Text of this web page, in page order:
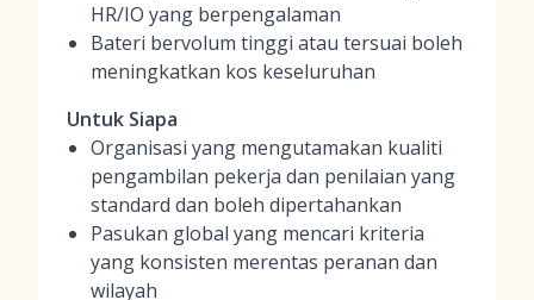
HR/IO yang berpengalaman
Bateri bervolum tinggi atau tersuai boleh
meningkatkan kos keseluruhan
Untuk Siapa
Organisasi yang mengutamakan kualiti
pengambilan pekerja dan penilaian yang
standard dan boleh dipertahankan
Pasukan global yang mencari kriteria
yang konsisten merentas peranan dan
wilayah